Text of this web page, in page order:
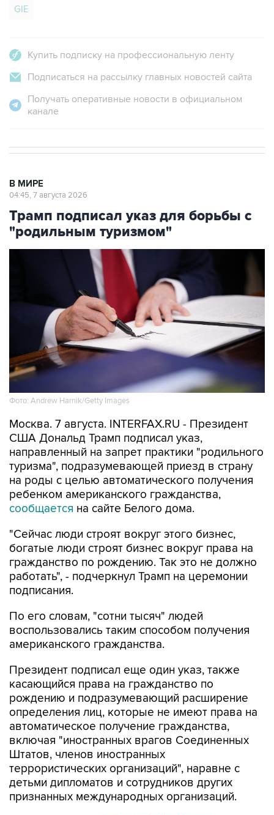
GIE
Купить подписку на профессиональную ленту
Подписаться на рассылку главных новостей сайта
Получать оперативные новости в официальном
канале
В МИРЕ
04:45, 7 августа 2026
Трамп подписал указ для борьбы с
"родильным туризмом"
Фото: Andrew Harnik/Getty Images
Москва. 7 августа. INTERFAX.RU - Президент
США Дональд Трамп подписал указ,
направленный на запрет практики "родильного
туризма", подразумевающей приезд в страну
на роды с целью автоматического получения
ребенком американского гражданства,
сообщается на сайте Белого дома.
"Сейчас люди строят вокруг этого бизнес,
богатые люди строят бизнес вокруг права на
гражданство по рождению. Так это не должно
работать", - подчеркнул Трамп на церемонии
подписания.
По его словам, "сотни тысяч" людей
воспользовались таким способом получения
американского гражданства.
Президент подписал еще один указ, также
касающийся права на гражданство по
рождению и подразумевающий расширение
определения лиц, которые не имеют права на
автоматическое получение гражданства,
включая "иностранных врагов Соединенных
Штатов, членов иностранных
террористических организаций", наравне с
детьми дипломатов и сотрудников других
признанных международных организаций.